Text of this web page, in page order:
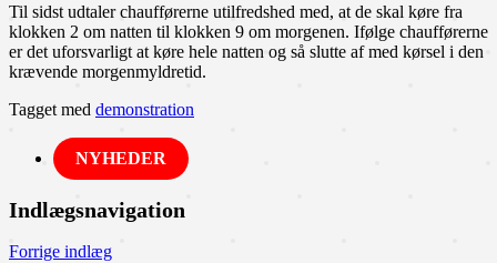
Til sidst udtaler chaufførerne utilfredshed med, at de skal køre fra
klokken 2 om natten til klokken 9 om morgenen. Ifølge chaufførerne
er det uforsvarligt at køre hele natten og så slutte af med kørsel i den
krævende morgenmyldretid.
Tagget med demonstration
NYHEDER
Indlægsnavigation
Forrige indlæg